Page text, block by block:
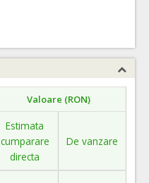
Valoare (RON)
Estimata
cumparare
directa
De vanzare